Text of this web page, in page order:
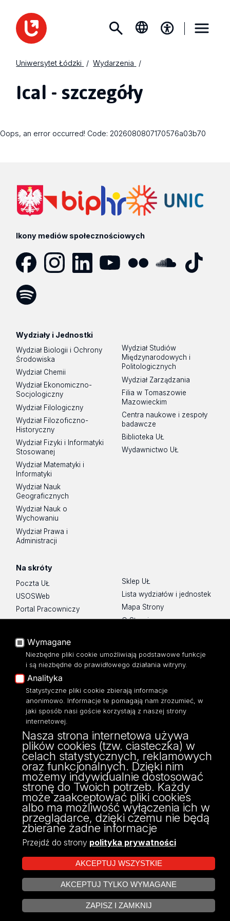
Uniwersytet Łódzki Wydarzenia
Ical - szczegóły
Oops, an error occurred! Code: 2026080807170576a03b70
Ikony mediów społecznościowych
Wydziały i Jednostki
Wydział Biologii i Ochrony
Środowiska
Wydział Chemii
Wydział Ekonomiczno-
Socjologiczny
Wydział Filologiczny
Wydział Filozoficzno-
Historyczny
Wydział Fizyki i Informatyki
Stosowanej
Wydział Matematyki i
Informatyki
Wydział Nauk
Geograficznych
Wydział Nauk o
Wychowaniu
Wydział Prawa i
Administracji
Wydział Studiów
Międzynarodowych i
Politologicznych
Wydział Zarządzania
Filia w Tomaszowie
Mazowieckim
Centra naukowe i zespoły
badawcze
Biblioteka UŁ
Wydawnictwo UŁ
Na skróty
Poczta UŁ
USOSWeb
Portal Pracowniczy
Baza Aktów Własnych
Moodle
Eksperci UŁ
Polityka Prywatności
Dostępność
Sklep UŁ
Lista wydziałów i jednostek
Mapa Strony
O Stronie
ul. Narutowicza 68, 90-136 Łódź
NIP: 724 000 32 43
Adres do doręczeń elektronicznych (ADE):
AE:PL-74796-17640-IHHIV-17
KONTAKT
Projekt Multiportalu UŁ współfinansowany z funduszy Unii Europejskiej w
ramach konkursu NCBR
Wymagane
Niezbędne pliki cookie umożliwiają podstawowe funkcje
i są niezbędne do prawidłowego działania witryny.
Analityka
Statystyczne pliki cookie zbierają informacje
anonimowo. Informacje te pomagają nam zrozumieć, w
jaki sposób nasi goście korzystają z naszej strony
internetowej.
Nasza strona internetowa używa
plików cookies (tzw. ciasteczka) w
celach statystycznych, reklamowych
oraz funkcjonalnych. Dzięki nim
możemy indywidualnie dostosować
stronę do Twoich potrzeb. Każdy
może zaakceptować pliki cookies
albo ma możliwość wyłączenia ich w
przeglądarce, dzięki czemu nie będą
zbierane żadne informacje
Przejdź do strony polityka prywatności
AKCEPTUJ WSZYSTKIE
AKCEPTUJ TYLKO WYMAGANE
ZAPISZ I ZAMKNIJ
ZARZĄDZAJ COOKIES